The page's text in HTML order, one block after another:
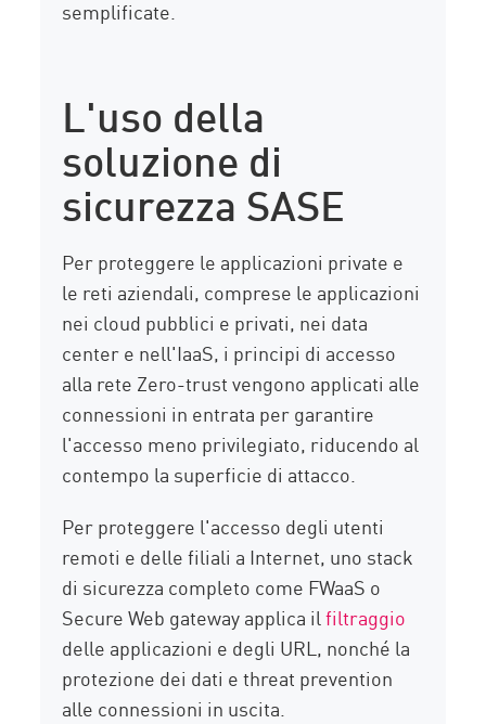
semplificate.
L'uso della
soluzione di
sicurezza SASE
Per proteggere le applicazioni private e
le reti aziendali, comprese le applicazioni
nei cloud pubblici e privati, nei data
center e nell'IaaS, i principi di accesso
alla rete Zero-trust vengono applicati alle
connessioni in entrata per garantire
l'accesso meno privilegiato, riducendo al
contempo la superficie di attacco.
Per proteggere l'accesso degli utenti
remoti e delle filiali a Internet, uno stack
di sicurezza completo come FWaaS o
Secure Web gateway applica ilfiltraggio
delle applicazioni e degli URL, nonché la
protezione dei dati e threat prevention
alle connessioni in uscita.